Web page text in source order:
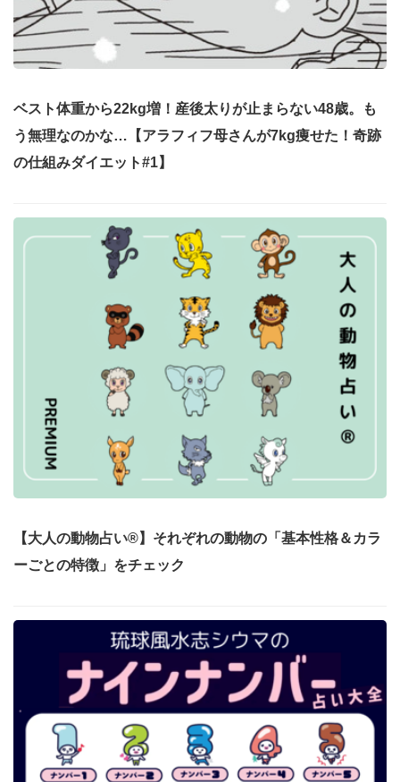
ベスト体重から22kg増！産後太りが止まらない48歳。も
う無理なのかな…【アラフィフ母さんが7kg痩せた！奇跡
の仕組みダイエット#1】
【大人の動物占い®】それぞれの動物の「基本性格＆カラ
ーごとの特徴」をチェック